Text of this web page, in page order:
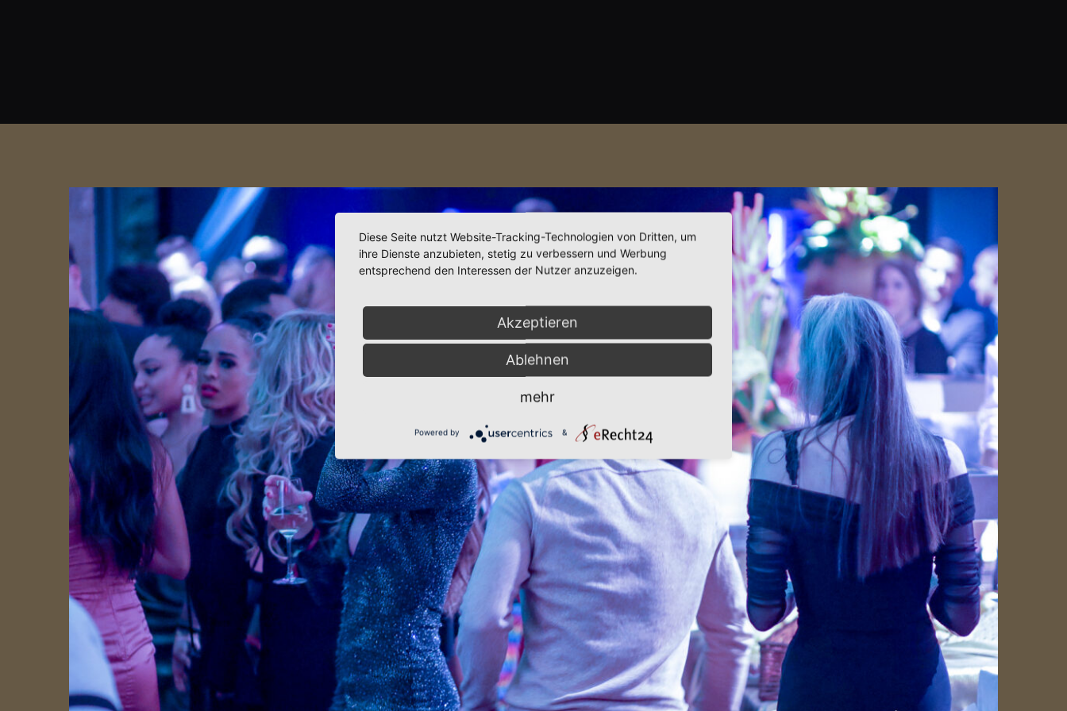
Larger
Image
Diese Seite nutzt Website-Tracking-Technologien von Dritten, um
ihre Dienste anzubieten, stetig zu verbessern und Werbung
entsprechend den Interessen der Nutzer anzuzeigen.
Akzeptieren
Ablehnen
mehr
Powered by &